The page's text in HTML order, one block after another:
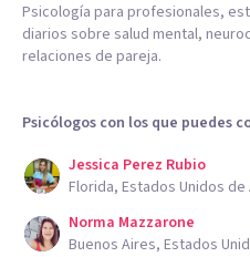
Psicología para profesionales,
diarios sobre salud mental,
relaciones de pareja.
Psicólogos con los que puedes
Jessica Perez Rubio
Florida, Estados Unidos de
Norma Mazzarone
Buenos Aires, Estados